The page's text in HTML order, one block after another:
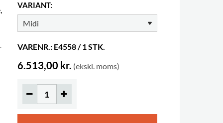
VARIANT:
VARENR.: E4558 / 1 STK.
6.513,00 kr. (ekskl. moms)